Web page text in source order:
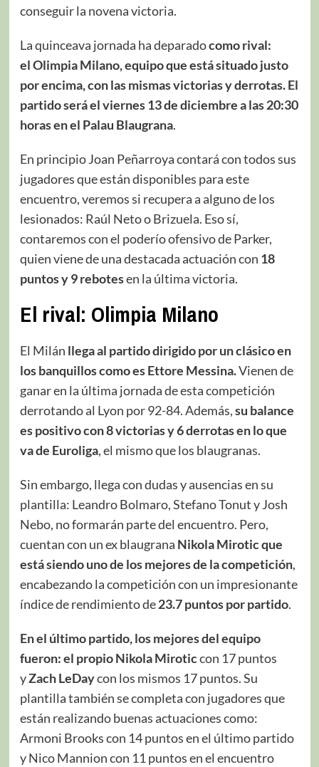
conseguir la novena victoria.
La quinceava jornada ha deparadocomo rival:
elOlimpia Milano, equipo que está situado justo
por encima, con las mismas victorias y derrotas. El
partido será el viernes 13 de diciembre a las 20:30
horas en el Palau Blaugrana.
En principio Joan Peñarroya contará con todos sus
jugadores que están disponibles para este
encuentro, veremos si recupera a alguno de los
lesionados: Raúl Neto o Brizuela. Eso sí,
contaremos con el poderío ofensivo de Parker,
quien viene de una destacada actuación con 18
puntos y 9 rebotesen la última victoria.
El rival: Olimpia Milano
El Milán llega al partido dirigido por un clásico en
los banquillos como es Ettore Messina.Vienen de
ganar en la última jornada de esta competición
derrotando al Lyon por 92-84. Además,su balance
es positivo con 8 victorias y 6 derrotas en lo que
va de Euroliga, el mismo que los blaugranas.
Sin embargo, llega con dudas y ausencias en su
plantilla: Leandro Bolmaro, Stefano Tonut y Josh
Nebo, no formarán parte del encuentro. Pero,
cuentan con un ex blaugrana Nikola Mirotic que
está siendo uno de los mejores de la competición,
encabezando la competición con un impresionante
índice de rendimiento de23.7 puntos por partido.
En el último partido, los mejores del equipo
fueron: el propio Nikola Miroticcon 17 puntos
yZach LeDaycon los mismos 17 puntos. Su
plantilla también se completa con jugadores que
están realizando buenas actuaciones como:
Armoni Brooks con 14 puntos en el último partido
y Nico Mannion con 11 puntos en el encuentro